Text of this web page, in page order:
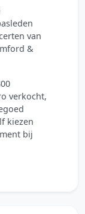
van
&
verkocht,
kiezen
bij